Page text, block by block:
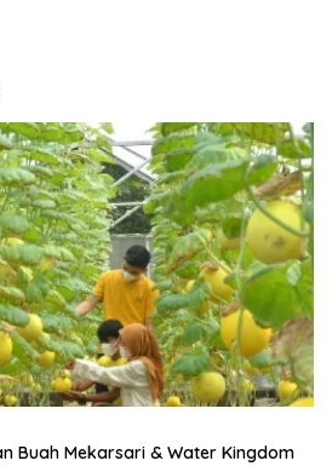
Buah Mekarsari & Water Kingdom